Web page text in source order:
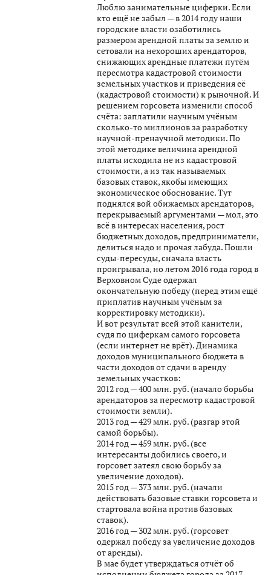
Люблю занимательные циферки. Если
кто ещё не забыл — в 2014 году наши
городские власти озаботились
размером арендной платы за землю и
сетовали на нехороших арендаторов,
снижающих арендные платежи путём
пересмотра кадастровой стоимости
земельных участков и приведения её
(кадастровой стоимости) к рыночной. И
решением горсовета изменили способ
счёта: заплатили научным учёным
сколько-то миллионов за разработку
научной-пренаучной методики. По
этой методике величина арендной
платы исходила не из кадастровой
стоимости, а из так называемых
базовых ставок, якобы имеющих
экономическое обоснование. Тут
поднялся вой обижаемых арендаторов,
перекрываемый аргументами — мол, это
всё в интересах населения, рост
бюджетных доходов, предприниматели,
делиться надо и прочая лабуда. Пошли
суды-пересуды, сначала власть
проигрывала, но летом 2016 года город в
Верховном Суде одержал
окончательную победу (перед этим ещё
приплатив научным учёным за
корректировку методики).
И вот результат всей этой канители,
судя по циферкам самого горсовета
(если интернет не врёт). Динамика
доходов муниципального бюджета в
части доходов от сдачи в аренду
земельных участков:
2012 год — 400 млн. руб. (начало борьбы
арендаторов за пересмотр кадастровой
стоимости земли).
2013 год — 429 млн. руб. (разгар этой
самой борьбы).
2014 год — 459 млн. руб. (все
интересанты добились своего, и
горсовет затеял свою борьбу за
увеличение доходов).
2015 год — 373 млн. руб. (начали
действовать базовые ставки горсовета и
стартовала война против базовых
ставок).
2016 год — 302 млн. руб. (горсовет
одержал победу за увеличение доходов
от аренды).
В мае будет утверждаться отчёт об